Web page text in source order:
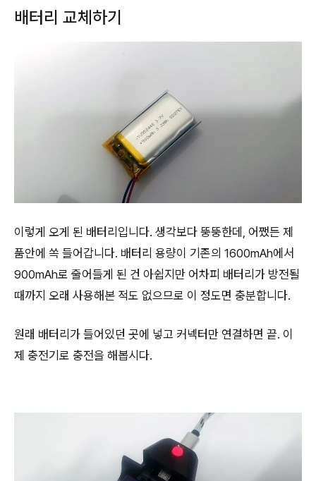
배터리 교체하기
이렇게 오게 된 배터리입니다. 생각보다 뚱뚱한데, 어쨌든 제
품안에 쏙 들어갑니다. 배터리 용량이 기존의 1600mAh에서
900mAh로 줄어들게 된 건 아쉽지만 어차피 배터리가 방전될
때까지 오래 사용해본 적도 없으므로 이 정도면 충분합니다.
원래 배터리가 들어있던 곳에 넣고 커넥터만 연결하면 끝. 이
제 충전기로 충전을 해봅시다.